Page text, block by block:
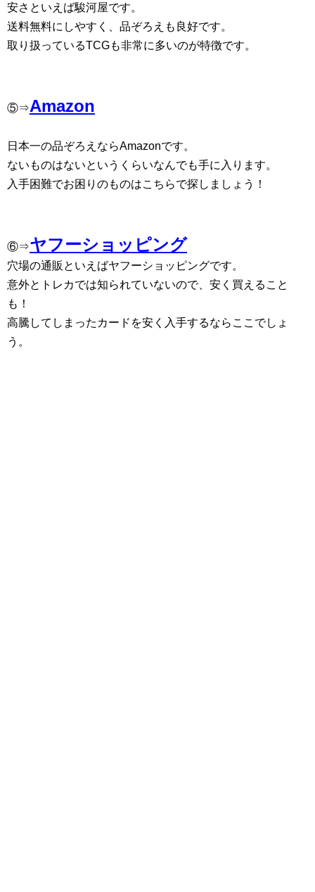
安さといえば駿河屋です。
送料無料にしやすく、品ぞろえも良好です。
取り扱っているTCGも非常に多いのが特徴です。
⑤⇒Amazon
日本一の品ぞろえならAmazonです。
ないものはないというくらいなんでも手に入ります。
入手困難でお困りのものはこちらで探しましょう！
⑥⇒ヤフーショッピング
穴場の通販といえばヤフーショッピングです。
意外とトレカでは知られていないので、安く買えること
も！
高騰してしまったカードを安く入手するならここでしょ
う。